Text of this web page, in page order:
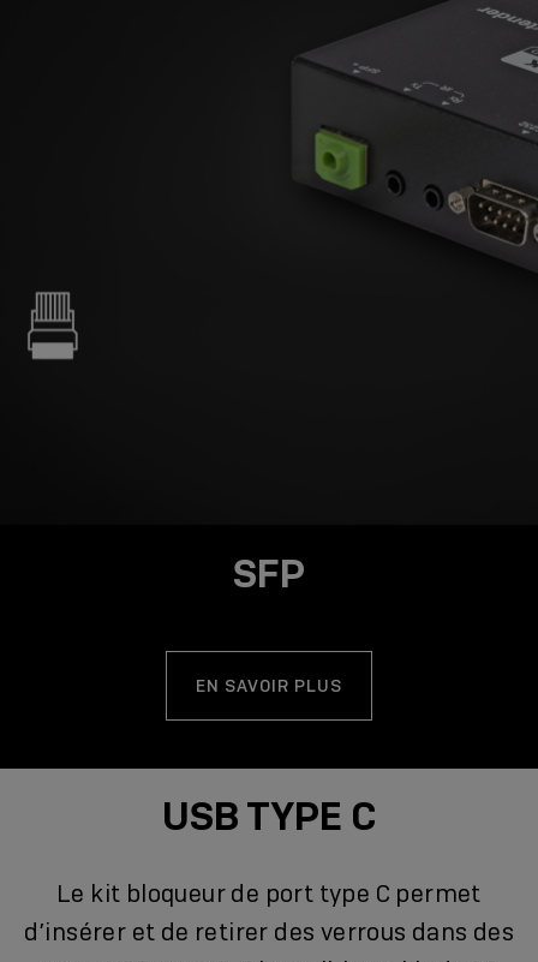
SFP
EN SAVOIR PLUS
USB TYPE C
Le kit bloqueur de port type C permet
d’insérer et de retirer des verrous dans des